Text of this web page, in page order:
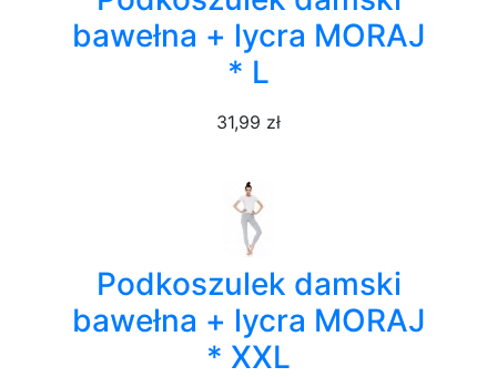
bawełna + lycra MORAJ
* L
31,99 zł
Podkoszulek damski
bawełna + lycra MORAJ
* XXL